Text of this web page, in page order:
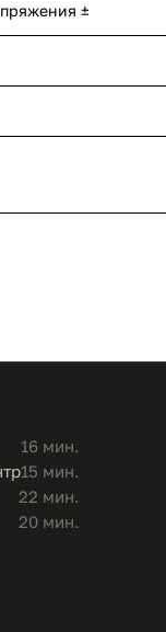
±
16 мин.
15 мин.
22 мин.
20 мин.